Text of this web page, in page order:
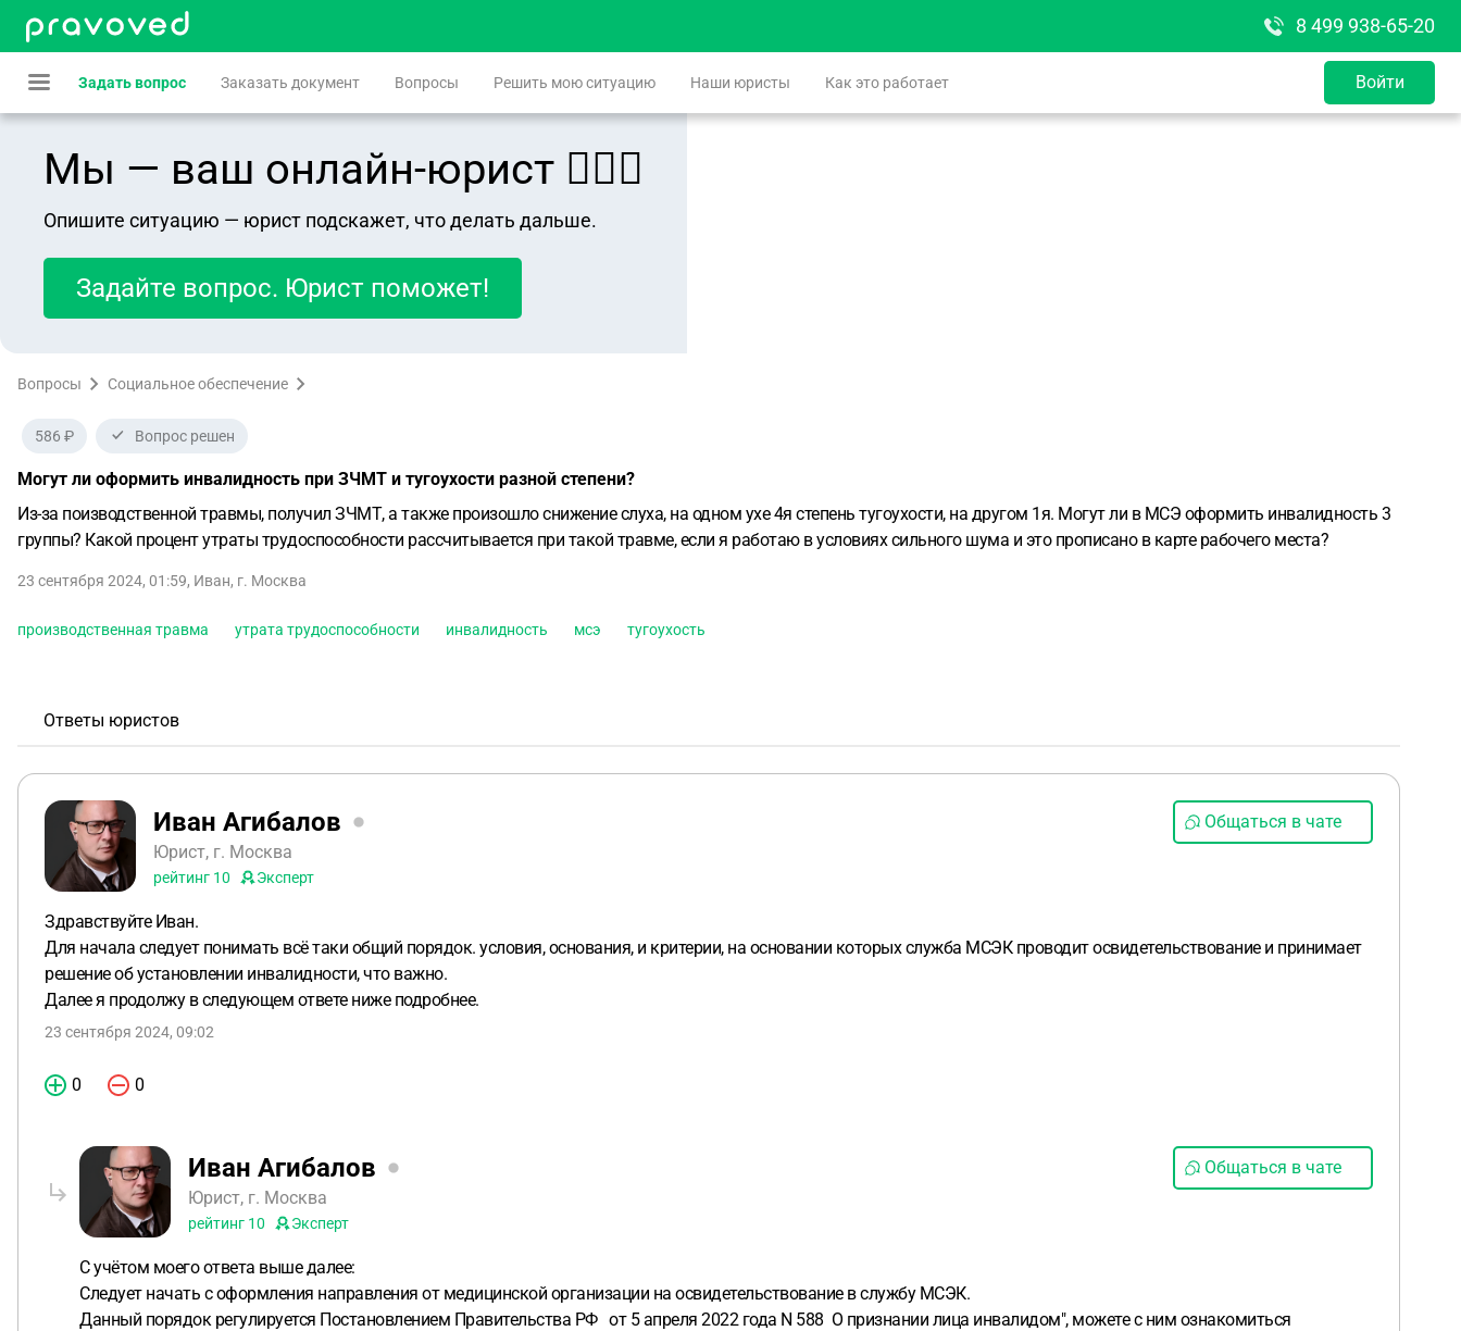
8 499 938-65-20
Задать вопрос Заказать документ Вопросы Решить мою ситуацию Наши юристы Как это работает Войти
Мы — ваш онлайн-юрист 👨🏻‍⚖️
Опишите ситуацию — юрист подскажет, что делать дальше.
Задайте вопрос. Юрист поможет!
Вопросы Социальное обеспечение
586 ₽ Вопрос решен
Могут ли оформить инвалидность при ЗЧМТ и тугоухости разной степени?
Из-за поизводственной травмы, получил ЗЧМТ, а также произошло снижение слуха, на одном ухе 4я степень тугоухости, на другом 1я. Могут ли в МСЭ оформить инвалидность 3
группы? Какой процент утраты трудоспособности рассчитывается при такой травме, если я работаю в условиях сильного шума и это прописано в карте рабочего места?
23 сентября 2024, 01:59, Иван, г. Москва
производственная травма утрата трудоспособности инвалидность мсэ тугоухость
Ответы юристов
Иван Агибалов
Юрист, г. Москва
рейтинг 10 Эксперт
Общаться в чате
Здравствуйте Иван.
Для начала следует понимать всё таки общий порядок. условия, основания, и критерии, на основании которых служба МСЭК проводит освидетельствование и принимает
решение об установлении инвалидности, что важно.
Далее я продолжу в следующем ответе ниже подробнее.
23 сентября 2024, 09:02
0 0
Иван Агибалов
Юрист, г. Москва
рейтинг 10 Эксперт
Общаться в чате
С учётом моего ответа выше далее:
Следует начать с оформления направления от медицинской организации на освидетельствование в службу МСЭК.
Данный порядок регулируется Постановлением Правительства РФ от 5 апреля 2022 года N 588 О признании лица инвалидом", можете с ним ознакомиться